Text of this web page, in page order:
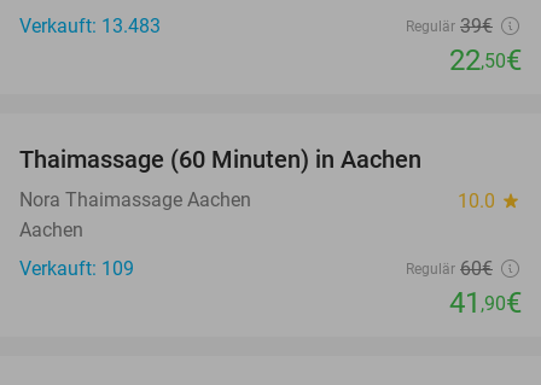
Verkauft: 13.483
Regulär 39€
22,50€
Thaimassage (60 Minuten) in Aachen
Nora Thaimassage Aachen 10.0 star
Aachen
Verkauft: 109
Regulär 60€
41 ,90€